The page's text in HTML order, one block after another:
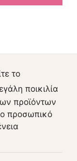
το
ποικιλία
προϊόντων
προσωπικό